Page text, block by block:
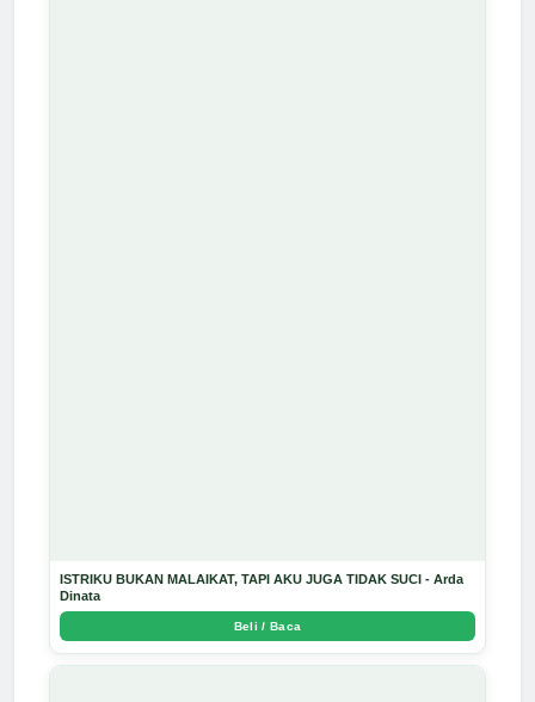
ISTRIKU BUKAN MALAIKAT, TAPI AKU JUGA TIDAK SUCI - Arda
Dinata
Beli / Baca